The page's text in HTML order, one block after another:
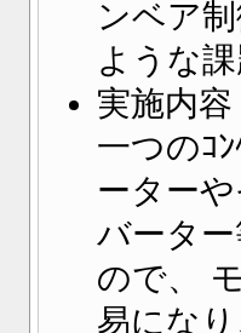
ンベア
ような
実施内容
一つのｺ
ーター
バータ
ので、
易にな